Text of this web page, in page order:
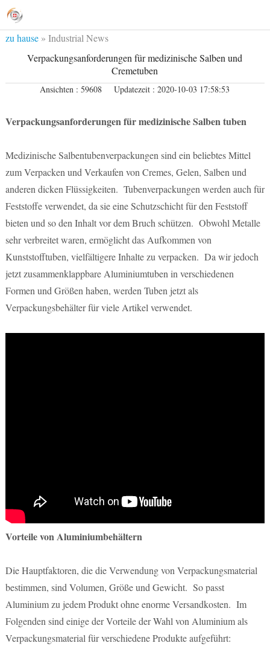
zu hause» Industrial News
Verpackungsanforderungen für medizinische Salben und
Cremetuben
Ansichten : 59608 Updatezeit : 2020-10-03 17:58:53
Verpackungsanforderungen für medizinische Salben tuben
Medizinische Salbentubenverpackungen sind ein beliebtes Mittel
zum Verpacken und Verkaufen von Cremes, Gelen, Salben und
anderen dicken Flüssigkeiten. Tubenverpackungen werden auch für
Feststoffe verwendet, da sie eine Schutzschicht für den Feststoff
bieten und so den Inhalt vor dem Bruch schützen. Obwohl Metalle
sehr verbreitet waren, ermöglicht das Aufkommen von
Kunststofftuben, vielfältigere Inhalte zu verpacken. Da wir jedoch
jetzt zusammenklappbare Aluminiumtuben in verschiedenen
Formen und Größen haben, werden Tuben jetzt als
Verpackungsbehälter für viele Artikel verwendet.
Vorteile von Aluminiumbehältern
Die Hauptfaktoren, die die Verwendung von Verpackungsmaterial
bestimmen, sind Volumen, Größe und Gewicht. So passt
Aluminium zu jedem Produkt ohne enorme Versandkosten. Im
Folgenden sind einige der Vorteile der Wahl von Aluminium als
Verpackungsmaterial für verschiedene Produkte aufgeführt: